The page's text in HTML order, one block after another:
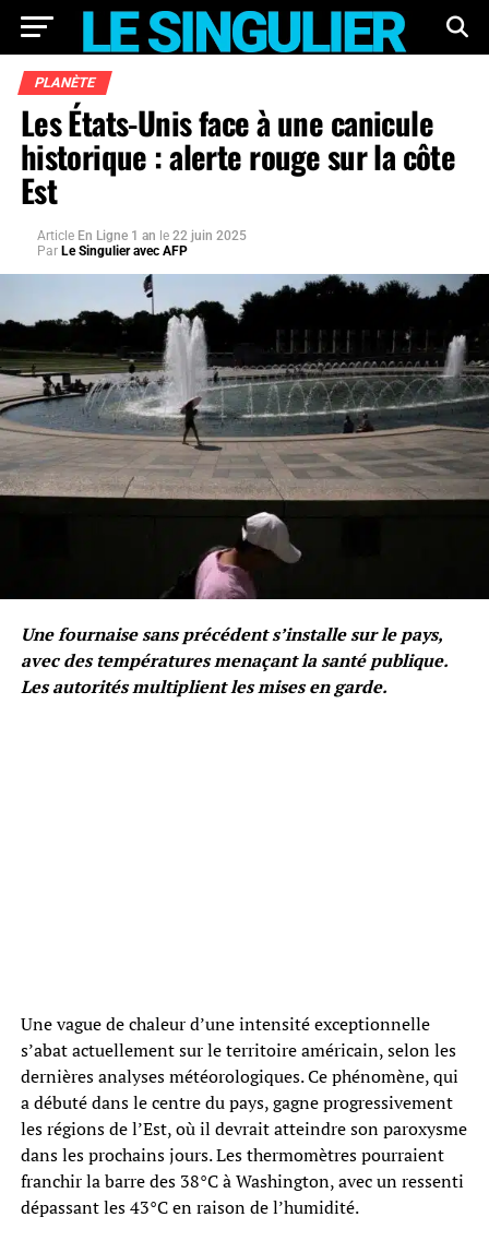
PLANÈTE
Les États-Unis face à une canicule
historique : alerte rouge sur la côte
Est
Article En Ligne 1 an le 22 juin 2025
Par Le Singulier avec AFP
Une fournaise sans précédent s’installe sur le pays,
avec des températures menaçant la santé publique.
Les autorités multiplient les mises en garde.
Une vague de chaleur d’une intensité exceptionnelle
s’abat actuellement sur le territoire américain, selon les
dernières analyses météorologiques. Ce phénomène, qui
a débuté dans le centre du pays, gagne progressivement
les régions de l’Est, où il devrait atteindre son paroxysme
dans les prochains jours. Les thermomètres pourraient
franchir la barre des 38°C à Washington, avec un ressenti
dépassant les 43°C en raison de l’humidité.